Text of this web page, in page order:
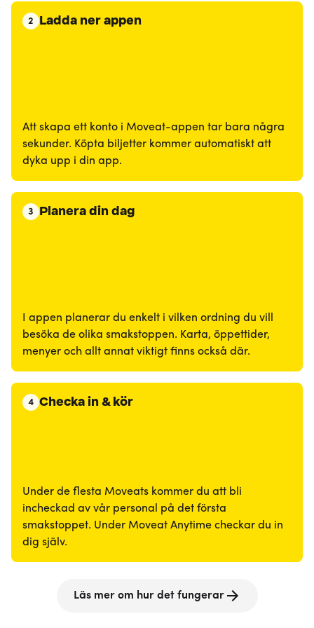
2 Ladda ner appen
Att skapa ett konto i Moveat-appen tar bara några
sekunder. Köpta biljetter kommer automatiskt att
dyka upp i din app.
3 Planera din dag
I appen planerar du enkelt i vilken ordning du vill
besöka de olika smakstoppen. Karta, öppettider,
menyer och allt annat viktigt finns också där.
4 Checka in & kör
Under de flesta Moveats kommer du att bli
incheckad av vår personal på det första
smakstoppet. Under Moveat Anytime checkar du in
dig själv.
Läs mer om hur det fungerar